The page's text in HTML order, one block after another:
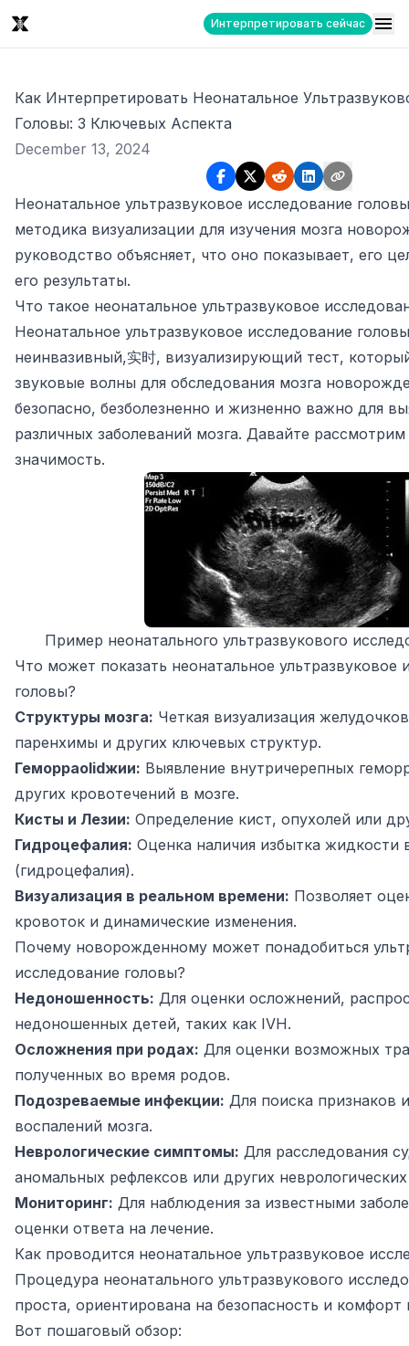
Интерпретировать сейчас
Как Интерпретировать Неонатальное
Головы: 3 Ключевых Аспекта
December 13, 2024
Неонатальное ультразвуковое исследование
методика визуализации для изучения мозга
руководство объясняет, что оно показывает, его
его результаты.
Что такое неонатальное ультразвуковое
Неонатальное ультразвуковое исследование
неинвазивный,实时, визуализирующий тест,
звуковые волны для обследования мозга
безопасно, безболезненно и жизненно важно для
различных заболеваний мозга. Давайте рассмотрим
значимость.
Пример неонатального ультразвукового
Что может показать неонатальное ультразвуковое
головы?
Структуры мозга: Четкая визуализация
паренхимы и других ключевых структур.
Геморраolidжии: Выявление внутричерепных
других кровотечений в мозге.
Кисты и Лезии: Определение кист, опухолей или
Гидроцефалия: Оценка наличия избытка жидкости
(гидроцефалия).
Визуализация в реальном времени: Позволяет
кровоток и динамические изменения.
Почему новорожденному может понадобиться
исследование головы?
Недоношенность: Для оценки осложнений,
недоношенных детей, таких как IVH.
Осложнения при родах: Для оценки возможных
полученных во время родов.
Подозреваемые инфекции: Для поиска признаков
воспалений мозга.
Неврологические симптомы: Для расследования
аномальных рефлексов или других
Мониторинг: Для наблюдения за известными
оценки ответа на лечение.
Как проводится неонатальное ультразвуковое
Процедура неонатального ультразвукового
проста, ориентирована на безопасность и
Вот пошаговый обзор: